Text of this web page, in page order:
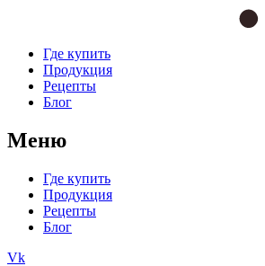
Где купить
Продукция
Рецепты
Блог
Меню
Где купить
Продукция
Рецепты
Блог
Vk